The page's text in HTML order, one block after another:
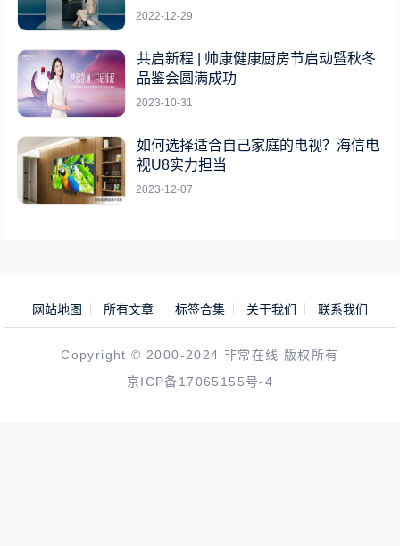
2022-12-29
共启新程 | 帅康健康厨房节启动暨秋冬
品鉴会圆满成功
2023-10-31
如何选择适合自己家庭的电视？海信电
视U8实力担当
2023-12-07
网站地图 所有文章 标签合集 关于我们 联系我们
Copyright © 2000-2024 非常在线 版权所有
京ICP备17065155号-4